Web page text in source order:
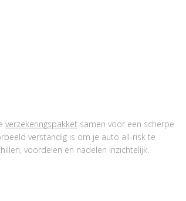
verzekeringspakket samen voor een scherpe
verstandig is om je auto all-risk te
voordelen en nadelen inzichtelijk.